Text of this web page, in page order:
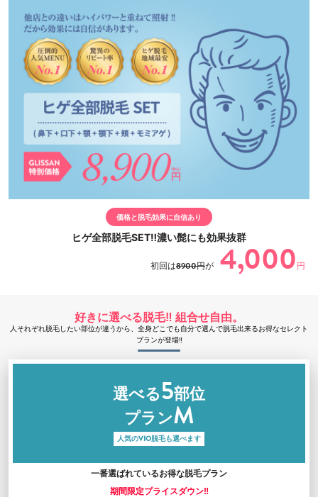
価格と脱毛効果に自信あり
ヒゲ全部脱毛SET‼濃い髭にも効果抜群
初回は8900円が 4,000円
好きに選べる脱毛‼ 組合せ自由。
人それぞれ脱毛したい部位が違うから、全身どこでも自分で選んで脱毛出来るお得なセレクト
プランが登場‼
選べる5部位
プランM
人気のVIO脱毛も選べます
一番選ばれているお得な脱毛プラン
期間限定プライスダウン‼